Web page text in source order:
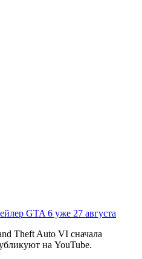
GTA 6 уже 27 августа
Theft Auto VI сначала
на YouTube.